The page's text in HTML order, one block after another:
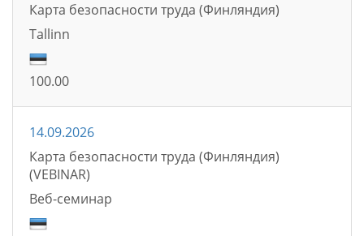
Карта безопасности труда (Финляндия)
Tallinn
100.00
14.09.2026
Карта безопасности труда (Финляндия)
(VEBINAR)
Bеб-семинаp